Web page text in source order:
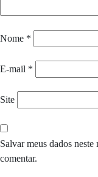
Nome *
E-mail *
Site
Salvar meus dados
comentar.